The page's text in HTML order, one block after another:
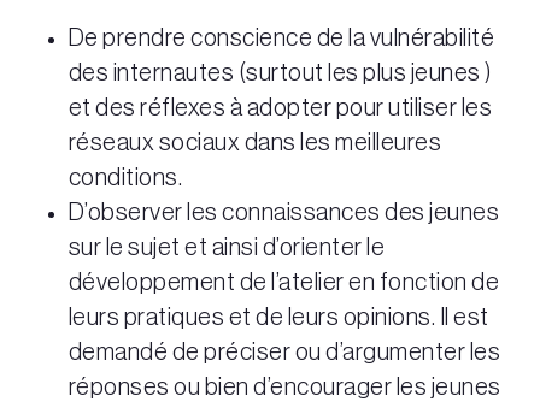
De prendre conscience de la vulnérabilité
des internautes (surtout les plus jeunes )
et des réflexes à adopter pour utiliser les
réseaux sociaux dans les meilleures
conditions.
D’observer les connaissances des jeunes
sur le sujet et ainsi d’orienter le
développement de l’atelier en fonction de
leurs pratiques et de leurs opinions. Il est
demandé de préciser ou d’argumenter les
réponses ou bien d’encourager les jeunes